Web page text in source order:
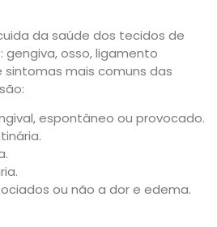
da saúde dos tecidos de
osso, ligamento
sintomas mais comuns das
espontâneo ou provocado.
ou não a dor e edema.